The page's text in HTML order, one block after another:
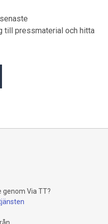
till pressmaterial och hitta
genom Via TT?